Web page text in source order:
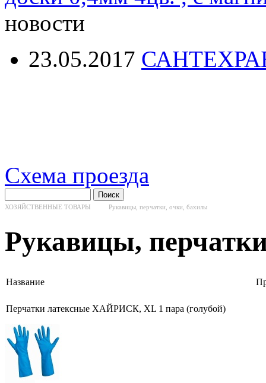
новости
23.05.2017
Схема проезда
ХОЗЯЙСТВЕННЫЕ ТОВАРЫ Рукавицы, перчатки, очки, бахилы
Рукавицы,
Название
Перчатки латексные ХАЙРИСК, XL 1 пара (голубой)